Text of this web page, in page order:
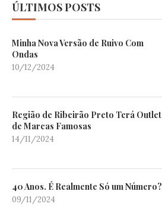
ÚLTIMOS POSTS
Minha Nova Versão de Ruivo Com
Ondas
10/12/2024
Região de Ribeirão Preto Terá Outlet
de Marcas Famosas
14/11/2024
40 Anos. É Realmente Só um Número?
09/11/2024